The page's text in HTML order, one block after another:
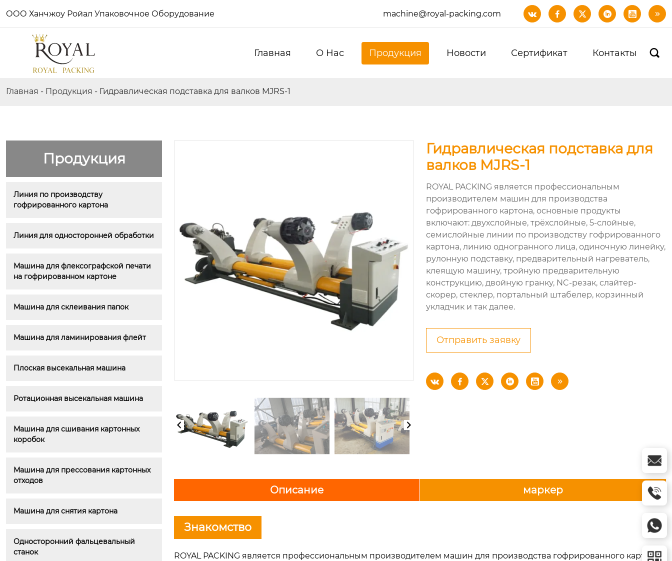
ООО Ханчжоу Ройал Упаковочное Оборудование machine@royal-packing.com      
Главная О Hас Продукция Новости Сертификат Контакты 
Главная - Продукция - Гидравлическая подставка для валков MJRS-1
Продукция
Линия по производству
гофрированного картона
Линия для односторонней обработки
Машина для флексографской печати
на гофрированном картоне
Машина для склеивания папок
Машина для ламинирования флейт
Плоская высекальная машина
Ротационная высекальная машина
Машина для сшивания картонных
коробок
Машина для прессования картонных
отходов
Машина для снятия картона
Односторонний фальцевальный
станок
Гидравлическая подставка для
валков MJRS-1
ROYAL PACKING является профессиональным
производителем машин для производства
гофрированного картона, основные продукты
включают: двухслойные, трёхслойные, 5-слойные,
семислойные линии по производству гофрированного
картона, линию одногранного лица, одиночную линейку,
рулонную подставку, предварительный нагреватель,
клеящую машину, тройную предварительную
конструкцию, двойную гранку, NC-резак, слайтер-
скорер, стеклер, портальный штабелер, корзинный
укладчик и так далее.
Отправить заявку
     
Описание маркер
Знакомство
ROYAL PACKING является профессиональным производителем машин для производства гофрированного картона,